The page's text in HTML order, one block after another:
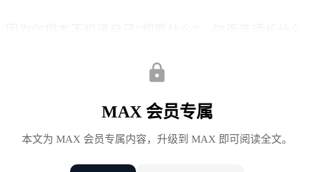
先搞清楚：有哪些方向
MAX 会员专属
本文为 MAX 会员专属内容，升级到 MAX 即可阅读全文。